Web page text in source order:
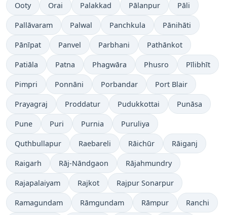
Ooty Orai Palakkad Pālanpur Pāli
Pallāvaram Palwal Panchkula Pānihāti
Pānīpat Panvel Parbhani Pathānkot
Patiāla Patna Phagwāra Phusro Pīlibhīt
Pimpri Ponnāni Porbandar Port Blair
Prayagraj Proddatur Pudukkottai Punāsa
Pune Puri Purnia Puruliya
Quthbullapur Raebareli Rāichūr Rāiganj
Raigarh Rāj-Nāndgaon Rājahmundry
Rajapalaiyam Rajkot Rajpur Sonarpur
Ramagundam Rāmgundam Rāmpur Ranchi